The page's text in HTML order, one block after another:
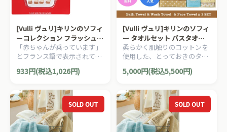
[Vulli ヴュリ]キリンのソフィ
ーコレクション フラッシュ★
ベビーセーフティサイン フラ
ンス語
「赤ちゃんが乗っています」
とフランス語で表示されてい
ます。車の振動で光る、セイ
フティサインが、赤ちゃん乗
をします。
933円(税込1,026円)
[Vulli ヴュリ]キリンのソフィ
ー タオルセット バスタオル
フェイスタオル2枚 ウィッシ
ュタオル
柔らかく肌触りのコットンを
使用した、とっておきのタオ
ルセットです。キリンのソフ
ィーコレクションシリーズ
の最高の贈り物を演出しま
す。
5,000円(税込5,500円)
SOLD OUT SOLD OUT